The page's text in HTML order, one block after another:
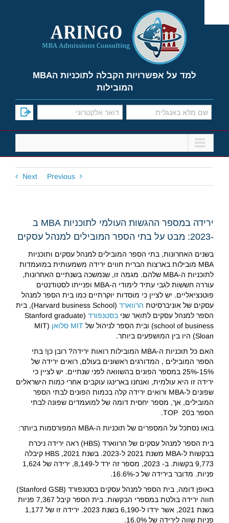
content
למד על אפשרויות הקבלה לתוכניות הMBA
המובילות
Previous
Next
ירידה במספר ההגשות העולמי לתוכניות MBA ב
-2023: מבט על בתי הספר המובילים למנהל עסקים
בשנים האחרונות, בתי הספר המובילים למנהל עסקים ותוכניות
MBA מובילות בארצות הברית חווים ירידה משמעותית במועמדות
לתוכניות ה-MBA שלהם. מגמה זו, שנמשכה בשנתיים האחרונות,
עוררה חששות לגבי עתיד לימודי ה-MBA ופנייתו לסטודנטים
פוטנציאליים. יש לציין כי מוסדות יוקרתיים כמו בית הספר למנהל
עסקים של אוניברסיטת הרווארד
(Harvard business School), בית
הספר למנהל עסקים לתואר שני בסטנפורד
(Stanford graduate
school of business) ובית הספר לניהול של
MIT סלואן
(MIT
Sloan) היו בין המושפעים ביותר.
האם כל תוכניות ה-MBA המובילות רואות ירידה? רובן כן! בתי
הספר המובילים , המדורגים ראשונים בעולם, רואים ירידה של
15%-25% במספר הפונים בהשוואה לפני שנתיים. יש לציין כי
ירידה זו היא עולמית, ואנחנו בארינגו עוקבים אחרי כמות הישראלים
שפונים ל-MBA ורואים ירידה קלה בכמות הפונים לבתי הספר
המובילים, אך, מספר יחסית דומה של למועמדים שפונה לבתי
הספר בTOP 20.
בואו נסתכל על המספרים של תוכניות ה-MBA המפורסמות ביותר:
בית הספר למנהל עסקים של הרווארד (HBS) ראה ירידה ניכרת
בבקשות ל-MBA משנת 2021 ל-2023. בשנת 2021, HBS קיבלה
9,773 בקשות. ב- 2023, מספר זה ירד ל-8,149, ירידה של 1,624
פניות. מדובר בירידה של כ-16.6%.
באופן דומה, בית הספר למנהל עסקים בסטנפורד (Stanford GSB)
חווה ירידה בולטת במספרי הבקשות. בית הספר קיבל 7,367 פניות
בשנת 2021, אשר ירדו ל-6,190 בשנת 2023. ירידה זו של 1,177
פניות שווה לירידה של 16.0%.